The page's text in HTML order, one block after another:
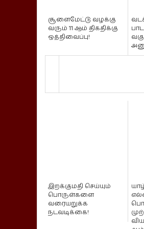
சூளைமேட்டு வழக்கு
வரும் 11 ஆம் திகதிக்கு
ஒத்திவைப்பு!
இறக்குமதி செய்யும்
பொருள்களை
வரையறுக்க
நடவடிக்கை!